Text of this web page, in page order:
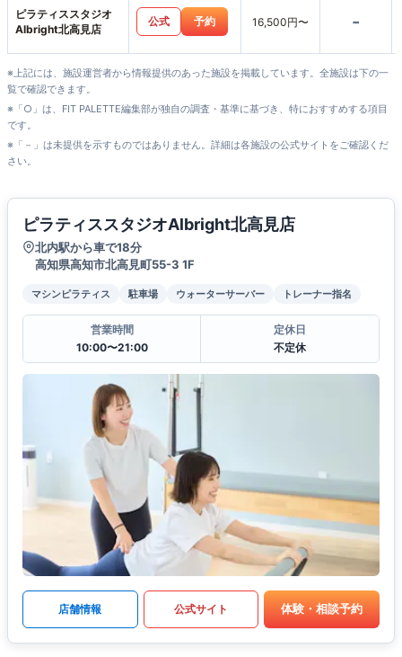
ピラティススタジオ
Albright北高見店
公式 予約 16,500円〜 -
※上記には、施設運営者から情報提供のあった施設を掲載しています。全施設は下の一
覧で確認できます。
※「○」は、FIT PALETTE編集部が独自の調査・基準に基づき、特におすすめする項目
です。
※「－」は未提供を示すものではありません。詳細は各施設の公式サイトをご確認くだ
さい。
ピラティススタジオAlbright北高見店
北内駅から車で18分
高知県高知市北高見町55-3 1F
マシンピラティス 駐車場 ウォーターサーバー トレーナー指名
営業時間
10:00〜21:00
定休日
不定休
店舗情報 公式サイト 体験・相談予約